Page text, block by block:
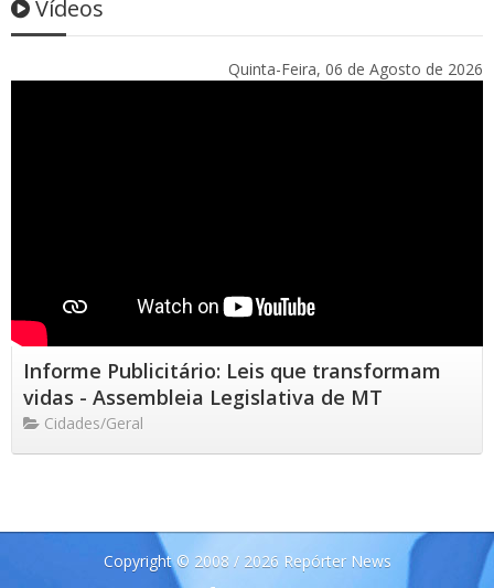
Vídeos
Quinta-Feira, 06 de Agosto de 2026
Informe Publicitário: Leis que transformam
vidas - Assembleia Legislativa de MT
Cidades/Geral
Copyright © 2008 / 2026 Repórter News